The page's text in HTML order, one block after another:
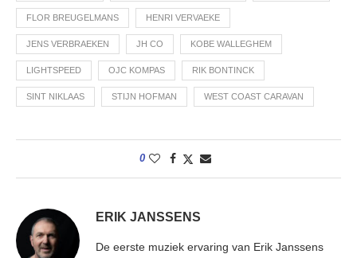
FLOR BREUGELMANS HENRI VERVAEKE
JENS VERBRAEKEN JH CO KOBE WALLEGHEM
LIGHTSPEED OJC KOMPAS RIK BONTINCK
SINT NIKLAAS STIJN HOFMAN WEST COAST CARAVAN
0
ERIK JANSSENS
De eerste muziek ervaring van Erik Janssens